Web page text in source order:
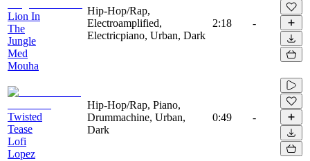
Lion In
The
Jungle
Med
Mouha
Hip-Hop/Rap,
Electroamplified,
Electricpiano, Urban, Dark
2:18 -
Twisted
Tease
Lofi
Lopez
Hip-Hop/Rap, Piano,
Drummachine, Urban,
Dark
0:49 -